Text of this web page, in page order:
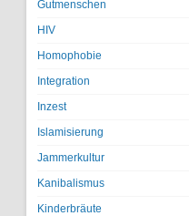
Gutmenschen
HIV
Homophobie
Integration
Inzest
Islamisierung
Jammerkultur
Kanibalismus
Kinderbräute